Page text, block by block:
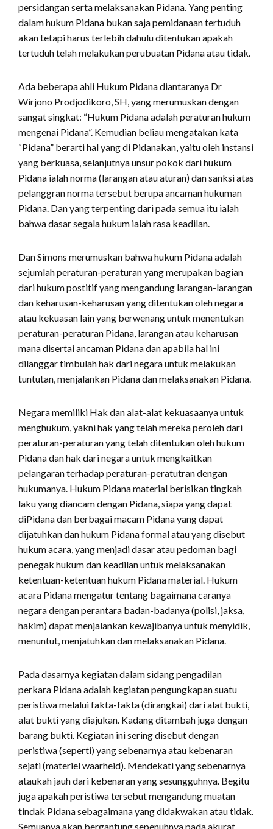
persidangan serta melaksanakan Pidana. Yang penting
dalam hukum Pidana bukan saja pemidanaan tertuduh
akan tetapi harus terlebih dahulu ditentukan apakah
tertuduh telah melakukan perubuatan Pidana atau tidak.
Ada beberapa ahli Hukum Pidana diantaranya Dr
Wirjono Prodjodikoro, SH, yang merumuskan dengan
sangat singkat: “Hukum Pidana adalah peraturan hukum
mengenai Pidana”. Kemudian beliau mengatakan kata
“Pidana” berarti hal yang di Pidanakan, yaitu oleh instansi
yang berkuasa, selanjutnya unsur pokok dari hukum
Pidana ialah norma (larangan atau aturan) dan sanksi atas
pelanggran norma tersebut berupa ancaman hukuman
Pidana. Dan yang terpenting dari pada semua itu ialah
bahwa dasar segala hukum ialah rasa keadilan.
Dan Simons merumuskan bahwa hukum Pidana adalah
sejumlah peraturan-peraturan yang merupakan bagian
dari hukum postitif yang mengandung larangan-larangan
dan keharusan-keharusan yang ditentukan oleh negara
atau kekuasan lain yang berwenang untuk menentukan
peraturan-peraturan Pidana, larangan atau keharusan
mana disertai ancaman Pidana dan apabila hal ini
dilanggar timbulah hak dari negara untuk melakukan
tuntutan, menjalankan Pidana dan melaksanakan Pidana.
Negara memiliki Hak dan alat-alat kekuasaanya untuk
menghukum, yakni hak yang telah mereka peroleh dari
peraturan-peraturan yang telah ditentukan oleh hukum
Pidana dan hak dari negara untuk mengkaitkan
pelangaran terhadap peraturan-peratutran dengan
hukumanya. Hukum Pidana material berisikan tingkah
laku yang diancam dengan Pidana, siapa yang dapat
diPidana dan berbagai macam Pidana yang dapat
dijatuhkan dan hukum Pidana formal atau yang disebut
hukum acara, yang menjadi dasar atau pedoman bagi
penegak hukum dan keadilan untuk melaksanakan
ketentuan-ketentuan hukum Pidana material. Hukum
acara Pidana mengatur tentang bagaimana caranya
negara dengan perantara badan-badanya (polisi, jaksa,
hakim) dapat menjalankan kewajibanya untuk menyidik,
menuntut, menjatuhkan dan melaksanakan Pidana.
Pada dasarnya kegiatan dalam sidang pengadilan
perkara Pidana adalah kegiatan pengungkapan suatu
peristiwa melalui fakta-fakta (dirangkai) dari alat bukti,
alat bukti yang diajukan. Kadang ditambah juga dengan
barang bukti. Kegiatan ini sering disebut dengan
peristiwa (seperti) yang sebenarnya atau kebenaran
sejati (materiel waarheid). Mendekati yang sebenarnya
ataukah jauh dari kebenaran yang sesungguhnya. Begitu
juga apakah peristiwa tersebut mengandung muatan
tindak Pidana sebagaimana yang didakwakan atau tidak.
Semuanya akan bergantung sepenuhnya pada akurat